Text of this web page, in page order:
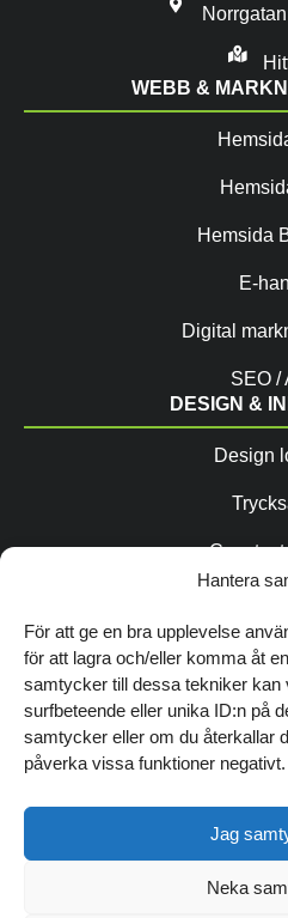
Hantera
För att ge en bra upplevelse
för att lagra och/eller komma åt
samtycker till dessa tekniker kan
surfbeteende eller unika ID:n på
samtycker eller om du återkallar
påverka vissa funktioner negativt.
Jag
Neka
WEBB &
Hemsida
E-
Digital
SEO /
DESIGN &
Design
© 2026 André